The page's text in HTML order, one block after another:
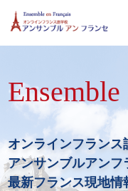
オンラインフランス
アンサンブルアン
最新フランス現地情